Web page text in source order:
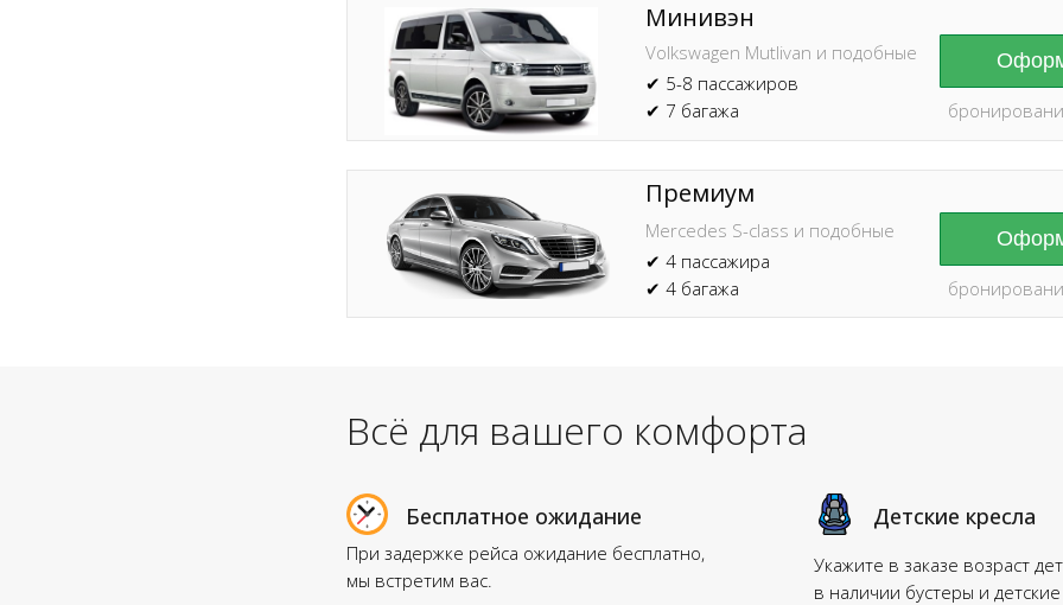
Минивэн
Volkswagen Mutlivan и подобные
✔ 5-8 пассажиров
✔ 7 багажа
Премиум
Mercedes S-class и подобные
✔ 4 пассажира
✔ 4 багажа
При задержке рейса ожидание бесплатно,
мы встретим вас.
Укажите в заказе возраст
в наличии бустеры и
Бесплатное ожидание Детские кресла
Всё для вашего комфорта